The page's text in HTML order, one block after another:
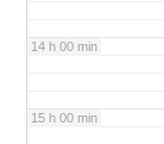
14 h 00 min
15 h 00 min